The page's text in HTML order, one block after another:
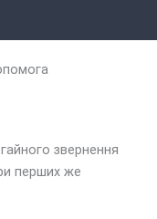
звернення
перших же